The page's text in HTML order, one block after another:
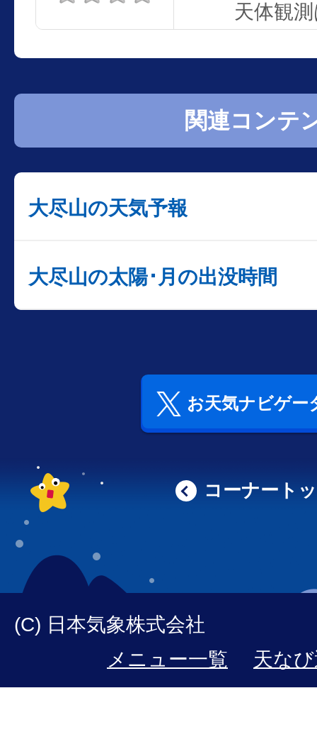
天体観
関連コンテ
大尽山の天気予報
大尽山の太陽･月の出没時間
お天気ナビゲー
コーナート
(C) 日本気象株式会社
メニュー一覧
天な